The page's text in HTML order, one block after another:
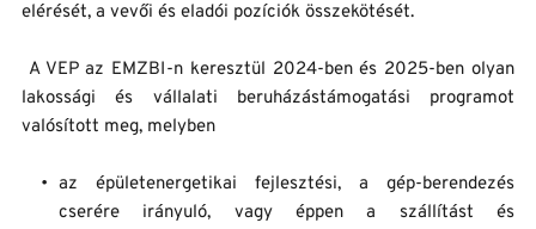
elérését, a vevői és eladói pozíciók összekötését.
A VEP az EMZBI-n keresztül 2024-ben és 2025-ben olyan
lakossági és vállalati beruházástámogatási programot
valósított meg, melyben
az épületenergetikai fejlesztési, a gép-berendezés
cserére irányuló, vagy éppen a szállítást és